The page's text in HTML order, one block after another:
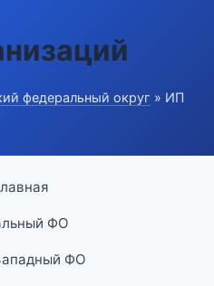
федеральный округ » ИП
ФО
ФО